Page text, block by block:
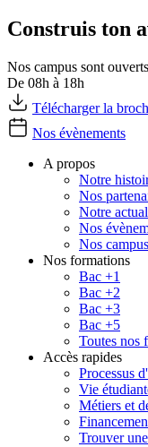
Construis ton
Nos campus sont
De 08h à 18h
Télécharger la
Nos évènements
A propos
Notre
Nos
Notre
Nos
Nos campus
Nos formations
Bac +1
Bac +2
Bac +3
Bac +5
Toutes nos
Accès rapides
Processus
Vie
Métiers et
Trouver